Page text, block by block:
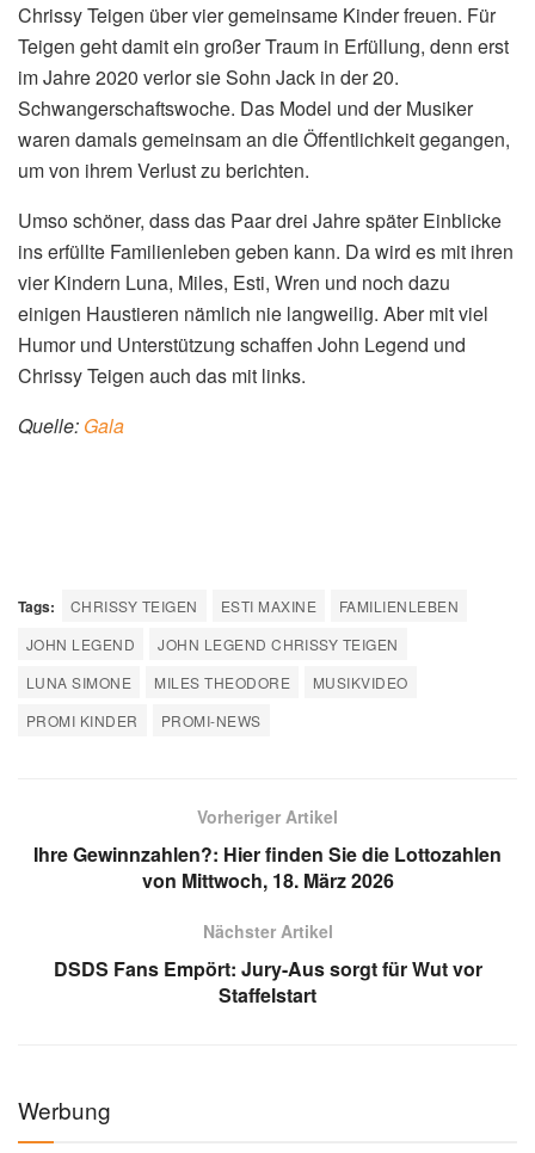
Chrissy Teigen über vier gemeinsame Kinder freuen. Für
Teigen geht damit ein großer Traum in Erfüllung, denn erst
im Jahre 2020 verlor sie Sohn Jack in der 20.
Schwangerschaftswoche. Das Model und der Musiker
waren damals gemeinsam an die Öffentlichkeit gegangen,
um von ihrem Verlust zu berichten.
Umso schöner, dass das Paar drei Jahre später Einblicke
ins erfüllte Familienleben geben kann. Da wird es mit ihren
vier Kindern Luna, Miles, Esti, Wren und noch dazu
einigen Haustieren nämlich nie langweilig. Aber mit viel
Humor und Unterstützung schaffen John Legend und
Chrissy Teigen auch das mit links.
Quelle: Gala
Tags: CHRISSY TEIGEN ESTI MAXINE
FAMILIENLEBEN
JOHN LEGEND
JOHN LEGEND CHRISSY TEIGEN
LUNA SIMONE
MILES THEODORE
MUSIKVIDEO
PROMI KINDER
PROMI-NEWS
Vorheriger Artikel
Ihre Gewinnzahlen?: Hier finden Sie die Lottozahlen
von Mittwoch, 18. März 2026
Nächster Artikel
DSDS Fans Empört: Jury-Aus sorgt für Wut vor
Staffelstart
Werbung